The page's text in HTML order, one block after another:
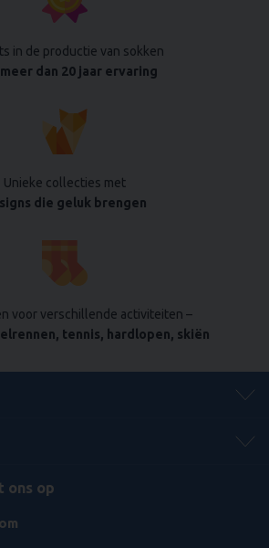
in de productie van sokken
dan 20 jaar ervaring
Unieke collecties met
die geluk brengen
voor verschillende activiteiten –
tennis, hardlopen, skiën
ons op